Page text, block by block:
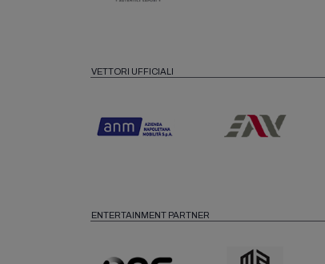
VETTORI UFFICIALI
ENTERTAINMENT PARTNER